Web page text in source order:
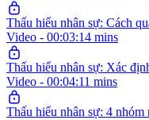
Thấu hiểu nhân sự: Cách
Video - 00:03:14 mins
Thấu hiểu nhân sự: Xác
Video - 00:04:11 mins
Thấu hiểu nhân sự: 4